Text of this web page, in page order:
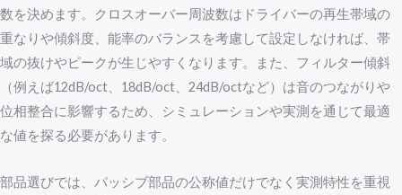
数を決めます。クロスオーバー周波数はドライバーの再生帯域の
重なりや傾斜度、能率のバランスを考慮して設定しなければ、帯
域の抜けやピークが生じやすくなります。また、フィルター傾斜
（例えば12dB/oct、18dB/oct、24dB/octなど）は音のつながりや
位相整合に影響するため、シミュレーションや実測を通じて最適
な値を探る必要があります。
部品選びでは、パッシブ部品の公称値だけでなく実測特性を重視